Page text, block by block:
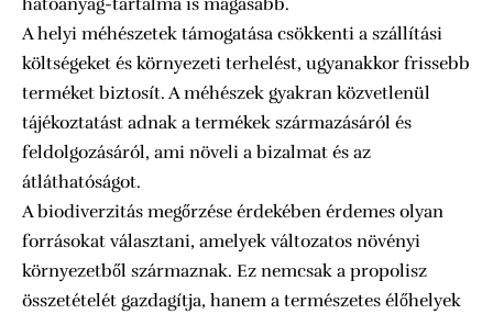
hatóanyag-tartalma is magasabb.
A helyi méhészetek támogatása csökkenti a szállítási
költségeket és környezeti terhelést, ugyanakkor frissebb
terméket biztosít. A méhészek gyakran közvetlenül
tájékoztatást adnak a termékek származásáról és
feldolgozásáról, ami növeli a bizalmat és az
átláthatóságot.
A biodiverzitás megőrzése érdekében érdemes olyan
forrásokat választani, amelyek változatos növényi
környezetből származnak. Ez nemcsak a propolisz
összetételét gazdagítja, hanem a természetes élőhelyek